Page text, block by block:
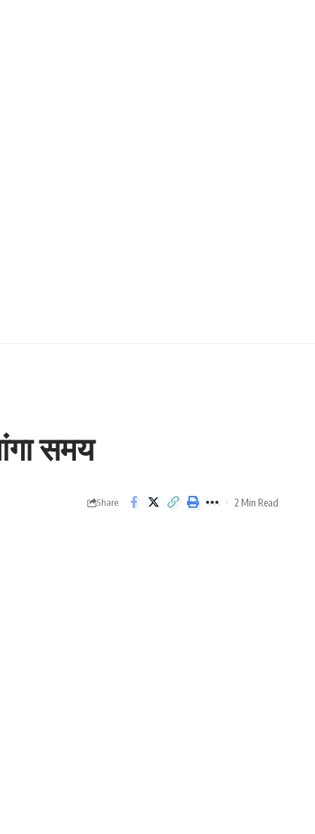
समय
Share 2 Min Read